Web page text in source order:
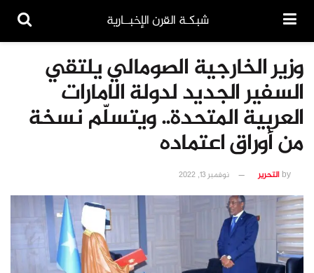
شبكـة القرن الإخبــارية
وزير الخارجية الصومالي يلتقي
السفير الجديد لدولة الامارات
العربية المتحدة.. ويتسلّم نسخة
من أوراق اعتماده
byالتحرير نوفمبر 13, 2022